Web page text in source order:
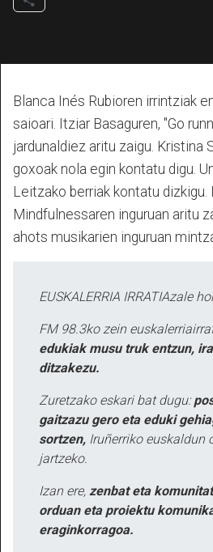
Blanca Inés Rubioren irrintziak
saioari. Itziar Basaguren, "Go
jardunaldiez aritu zaigu. Kristina
goxoak nola egin kontatu digu.
Leitzako berriak kontatu dizkigu.
Mindfulnessaren inguruan aritu
ahots musikarien inguruan
EUSKALERRIA IRRATIAzale
FM 98.3ko zein
edukiak musu truk entzun,
ditzakezu.
Zuretzako eskari bat dugu:
gaitzazu gero eta eduki
sortzen, Iruñerriko euskaldun
jartzeko.
Izan ere, zenbat eta
orduan eta proiektu
eraginkorragoa.